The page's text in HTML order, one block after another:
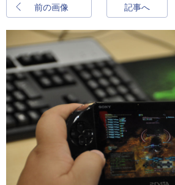
前の画像 記事へ